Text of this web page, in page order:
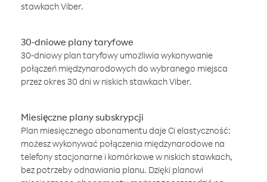
stawkach Viber.
30-dniowe plany taryfowe
30-dniowy plan taryfowy umożliwia wykonywanie
połączeń międzynarodowych do wybranego miejsca
przez okres 30 dni w niskich stawkach Viber.
Miesięczne plany subskrypcji
Plan miesięcznego abonamentu daje Ci elastyczność:
możesz wykonywać połączenia międzynarodowe na
telefony stacjonarne i komórkowe w niskich stawkach,
bez potrzeby odnawiania planu. Dzięki planowi